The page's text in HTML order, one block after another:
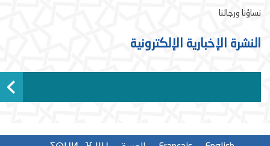
نساؤنا ورجالنا
النشرة الإخبارية الإلكترونية